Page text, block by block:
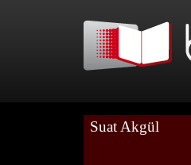
Suat Akgül